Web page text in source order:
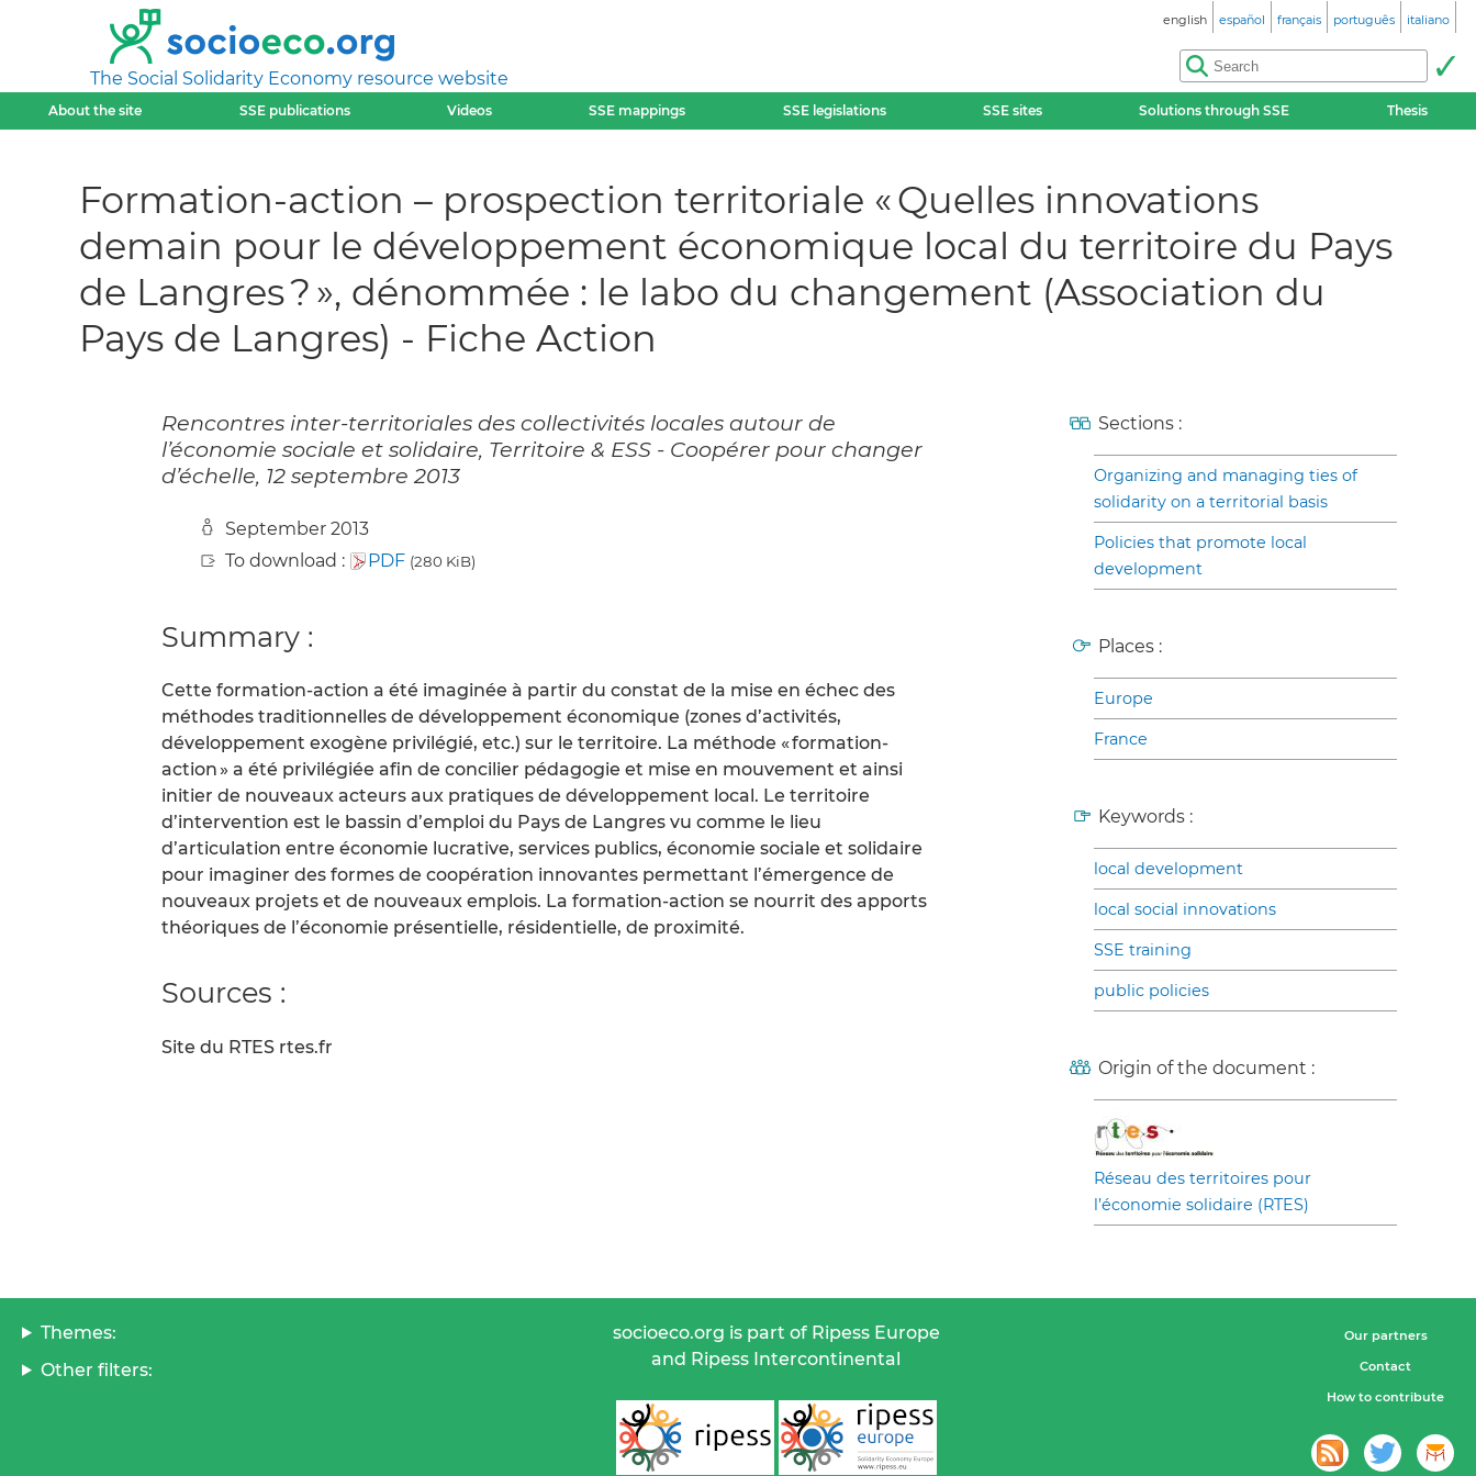
The Social Solidarity Economy resource website
english español français português italiano
About the site SSE publications Videos SSE mappings SSE legislations SSE sites Solutions through SSE Thesis
Formation-action – prospection territoriale « Quelles innovations
demain pour le développement économique local du territoire du Pays
de Langres ? », dénommée : le labo du changement (Association du
Pays de Langres) - Fiche Action
Rencontres inter-territoriales des collectivités locales autour de
l’économie sociale et solidaire, Territoire & ESS - Coopérer pour changer
d’échelle, 12 septembre 2013
September 2013
To download :
PDF (280 KiB)
Summary :
Cette formation-action a été imaginée à partir du constat de la mise en échec des
méthodes traditionnelles de développement économique (zones d’activités,
développement exogène privilégié, etc.) sur le territoire. La méthode « formation-
action » a été privilégiée afin de concilier pédagogie et mise en mouvement et ainsi
initier de nouveaux acteurs aux pratiques de développement local. Le territoire
d’intervention est le bassin d’emploi du Pays de Langres vu comme le lieu
d’articulation entre économie lucrative, services publics, économie sociale et solidaire
pour imaginer des formes de coopération innovantes permettant l’émergence de
nouveaux projets et de nouveaux emplois. La formation-action se nourrit des apports
théoriques de l’économie présentielle, résidentielle, de proximité.
Sources :
Site du RTES rtes.fr
Sections :
Organizing and managing ties of
solidarity on a territorial basis
Policies that promote local
development
Places :
Europe
France
Keywords :
local development
local social innovations
SSE training
public policies
Origin of the document :
Réseau des territoires pour
l’économie solidaire (RTES)
Themes:
Other filters:
socioeco.org is part of Ripess Europe
and Ripess Intercontinental
Our partners
Contact
How to contribute